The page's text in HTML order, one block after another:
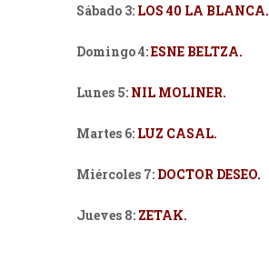
Sábado 3: LOS 40 LA BLANCA.
Domingo 4:ESNE BELTZA.
Lunes 5: NIL MOLINER.
Martes 6: LUZ CASAL.
Miércoles 7: DOCTOR DESEO.
Jueves 8: ZETAK.